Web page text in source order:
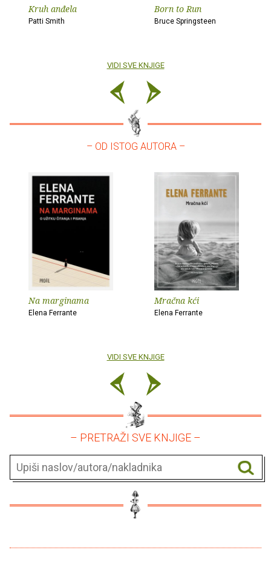
Kruh anđela
Patti Smith
Born to Run
Bruce Springsteen
VIDI SVE KNJIGE
– OD ISTOG AUTORA –
Na marginama
Elena Ferrante
Mračna kći
Elena Ferrante
VIDI SVE KNJIGE
– PRETRAŽI SVE KNJIGE –